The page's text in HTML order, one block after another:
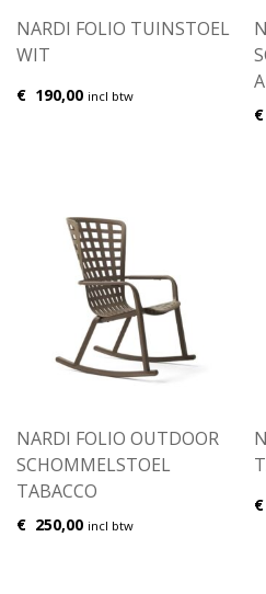
NARDI FOLIO TUINSTOEL
WIT
€ 190,00 incl btw
€
NARDI FOLIO OUTDOOR
SCHOMMELSTOEL
TABACCO
€ 250,00 incl btw
€